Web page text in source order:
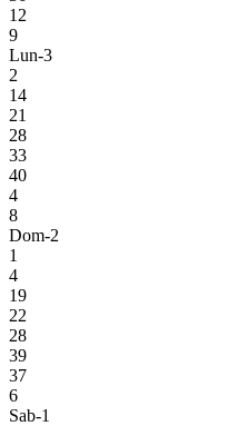
12
9
Lun-3
2
14
21
28
33
40
4
8
Dom-2
1
4
19
22
28
39
37
6
Sab-1